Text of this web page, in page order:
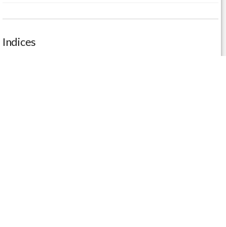
Indices